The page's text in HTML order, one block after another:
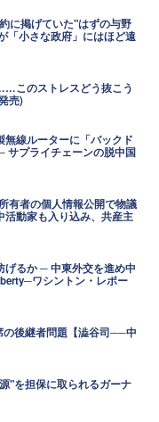
に掲げていた"はずの与野
「小さな政府」にはほど遠
このストレスどう抜こう
売)
無線ルーターに「バックド
サプライチェーンの脱中国
有者の個人情報公開で物議
動家も入り込み、共産主
げるか ─ 中東外交を進め中
ワシントン・レポー
後継者問題【澁谷司──中
"を担保に取られるガーナ